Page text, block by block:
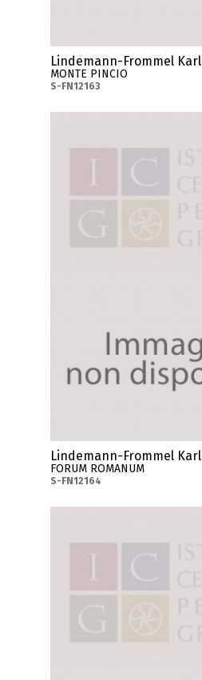
Lindemann-Frommel Karl
MONTE PINCIO
S-FN12163
Lindemann-Frommel Karl
FORUM ROMANUM
S-FN12164